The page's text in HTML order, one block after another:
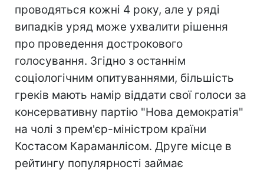
проводяться кожні 4 року, але у ряді
випадків уряд може ухвалити рішення
про проведення дострокового
голосування. Згідно з останнім
соціологічним опитуваннями, більшість
греків мають намір віддати свої голоси за
консервативну партію "Нова демократія"
на чолі з прем'єр-міністром країни
Костасом Караманлісом. Друге місце в
рейтингу популярності займає